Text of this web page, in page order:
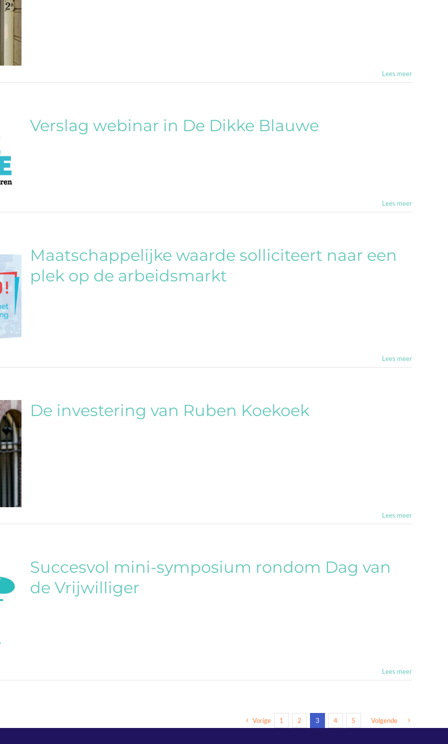
Lees meer
Verslag webinar in De Dikke Blauwe
Lees meer
Maatschappelijke waarde solliciteert naar een
plek op de arbeidsmarkt
Lees meer
De investering van Ruben Koekoek
Lees meer
Succesvol mini-symposium rondom Dag van
de Vrijwilliger
Lees meer
Vorige 1 2 3 4 5 Volgende